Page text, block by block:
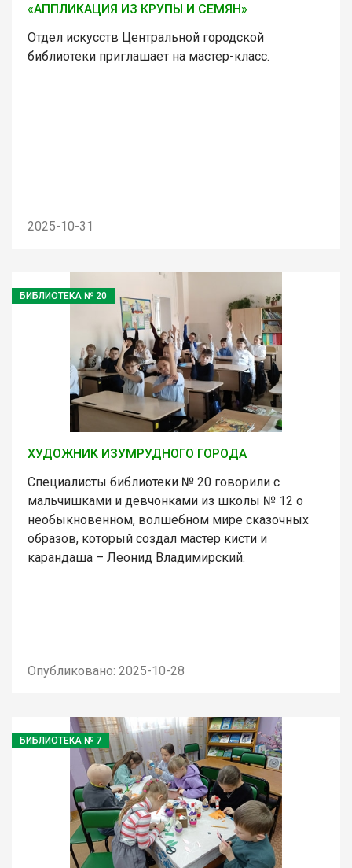
«АППЛИКАЦИЯ ИЗ КРУПЫ И СЕМЯН»
Отдел искусств Центральной городской
библиотеки приглашает на мастер-класс.
2025-10-31
БИБЛИОТЕКА № 20
ХУДОЖНИК ИЗУМРУДНОГО ГОРОДА
Специалисты библиотеки № 20 говорили с
мальчишками и девчонками из школы № 12 о
необыкновенном, волшебном мире сказочных
образов, который создал мастер кисти и
карандаша – Леонид Владимирский.
Опубликовано: 2025-10-28
БИБЛИОТЕКА № 7